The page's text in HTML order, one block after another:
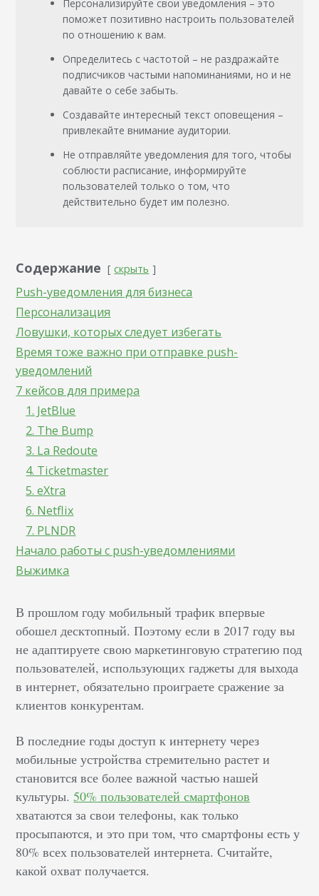
Персонализируйте свои уведомления – это
поможет позитивно настроить пользователей
по отношению к вам.
Определитесь с частотой – не раздражайте
подписчиков частыми напоминаниями, но и не
давайте о себе забыть.
Создавайте интересный текст оповещения –
привлекайте внимание аудитории.
Не отправляйте уведомления для того, чтобы
соблюсти расписание, информируйте
пользователей только о том, что
действительно будет им полезно.
Содержание скрыть
Push-уведомления для бизнеса
Персонализация
Ловушки, которых следует избегать
Время тоже важно при отправке push-
уведомлений
7 кейсов для примера
1. JetBlue
2. The Bump
3. La Redoute
4. Ticketmaster
5. eXtra
6. Netflix
7. PLNDR
Начало работы с push-уведомлениями
Выжимка
В прошлом году мобильный трафик впервые
обошел десктопный. Поэтому если в 2017 году вы
не адаптируете свою маркетинговую стратегию под
пользователей, использующих гаджеты для выхода
в интернет, обязательно проиграете сражение за
клиентов конкурентам.
В последние годы доступ к интернету через
мобильные устройства стремительно растет и
становится все более важной частью нашей
культуры.50% пользователей смартфонов
хватаются за свои телефоны, как только
просыпаются, и это при том, что смартфоны есть у
80% всех пользователей интернета. Считайте,
какой охват получается.